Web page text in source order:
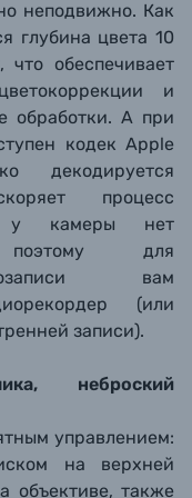
неподвижно. Как
глубина цвета 10
что обеспечивает
и
обработки. А при
кодек Apple
декодируется
процесс
у камеры нет
для
вам
(или
записи).
неброский
управлением:
на верхней
объективе, также